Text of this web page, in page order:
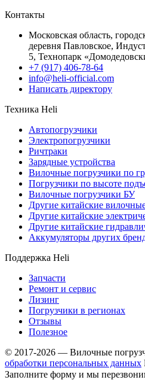
Контакты
Московская область,
деревня Павловское,
5, Технопарк
+7 (917) 406-78-64
info@heli-official.com
Написать директору
Техника Heli
Автопогрузчики
Электропогрузчики
Ричтраки
Зарядные устройства
Вилочные погрузчики по
Погрузчики по высоте
Вилочные погрузчики БУ
Другие китайские
Другие китайские
Другие китайские
Аккумуляторы других
Поддержка Heli
Запчасти
Ремонт и сервис
Лизинг
Погрузчики в регионах
Отзывы
Полезное
© 2017-2026 — Вилочные
обработки персональных данных
Заполните форму и мы